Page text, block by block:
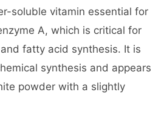
soluble vitamin essential for
A, which is critical for
fatty acid synthesis. It is
synthesis and appears
powder with a slightly